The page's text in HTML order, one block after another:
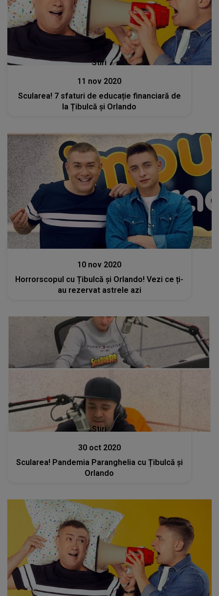
Stiri
11 nov 2020
Scularea! 7 sfaturi de educație financiară de
la Țibulcă și Orlando
Stiri
10 nov 2020
Horrorscopul cu Țibulcă și Orlando! Vezi ce ți-
au rezervat astrele azi
Stiri
30 oct 2020
Scularea! Pandemia Paranghelia cu Țibulcă și
Orlando